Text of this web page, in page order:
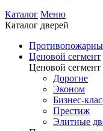
Каталог Меню
Каталог дверей
Ценовой сегмент
Ценовой сегмент
Дорогие
Эконом
Бизнес-
Престиж
Элитные